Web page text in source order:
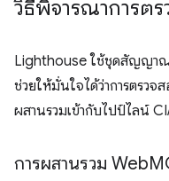
วิธีพิจารณาการต
Lighthouse ใช้ชุดสัญญาณ
ช่วยให้มั่นใจได้ว่าการตรวจ
ผสานรวมเข้ากับไปป์ไลน์
การผสานรวม Web